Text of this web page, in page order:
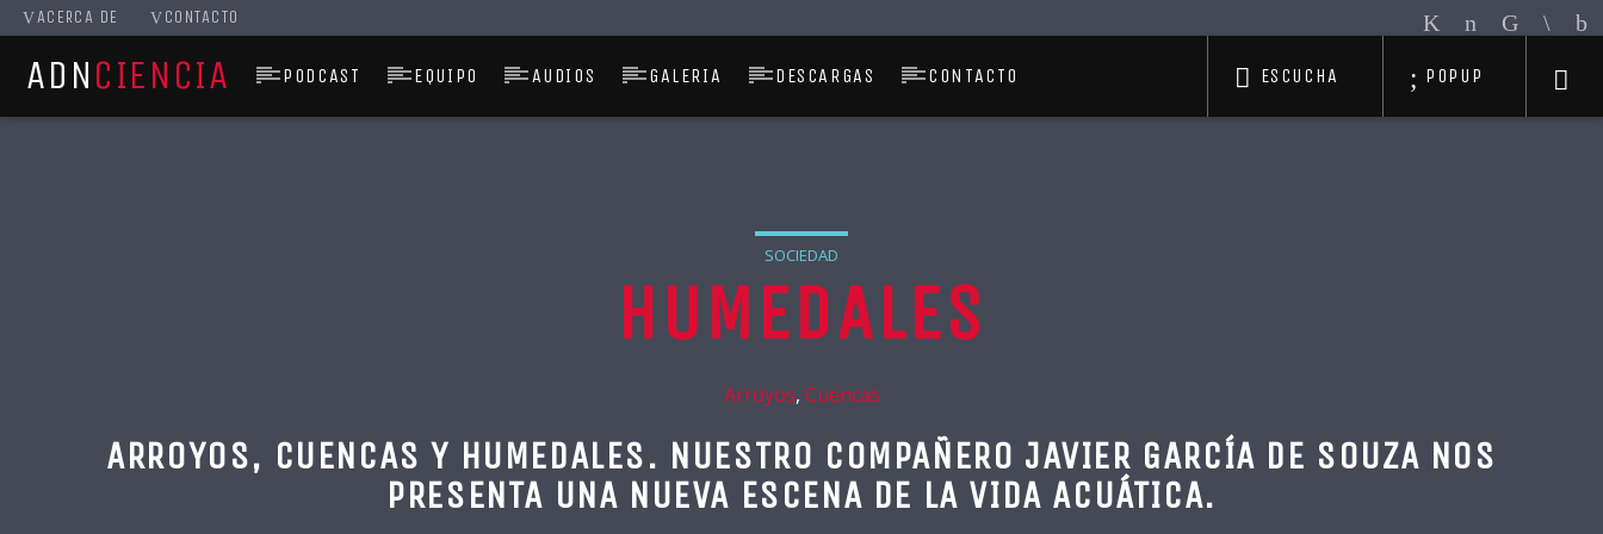
ACERCA DE CONTACTO
ADNCIENCIA PODCAST EQUIPO AUDIOS GALERIA DESCARGAS CONTACTO POPUP
ESCUCHA
SOCIEDAD
HUMEDALES
Arroyos, Cuencas
ARROYOS, CUENCAS Y HUMEDALES. NUESTRO COMPAÑERO JAVIER GARCÍA DE SOUZA NOS
PRESENTA UNA NUEVA ESCENA DE LA VIDA ACUÁTICA.